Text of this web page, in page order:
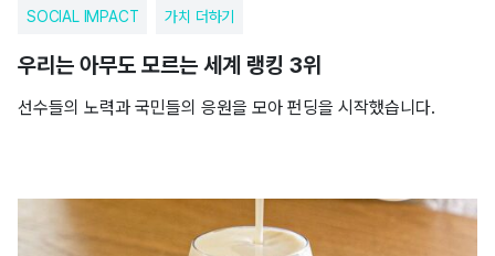
SOCIAL IMPACT 가치 더하기
우리는 아무도 모르는 세계 랭킹 3위
선수들의 노력과 국민들의 응원을 모아 펀딩을 시작했습니다.